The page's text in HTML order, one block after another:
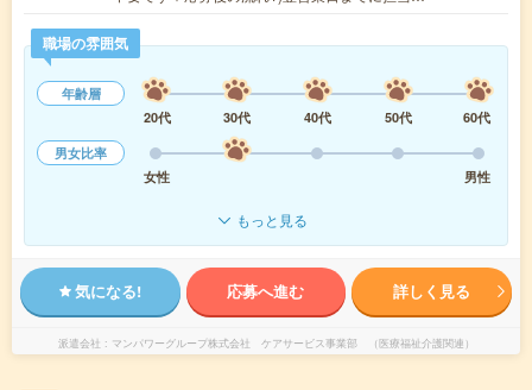
職場の雰囲気
年齢層
20代
30代 40代 50代
60代
男女比率
女性
男性
もっと見る
気になる! 応募へ進む 詳しく見る
派遣会社 マンパワーグループ株式会社 ケアサービス事業部 （医療福祉介護関連）